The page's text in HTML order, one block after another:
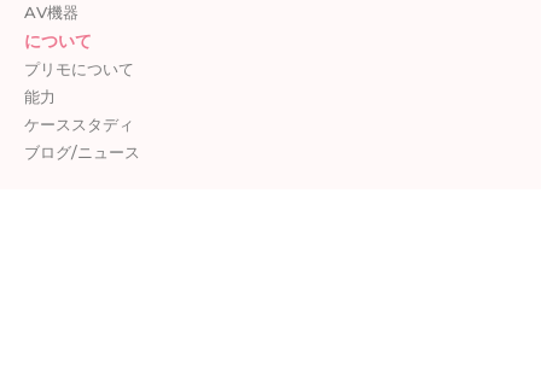
AV機器
について
プリモについて
能力
ケーススタディ
ブログ/ニュース